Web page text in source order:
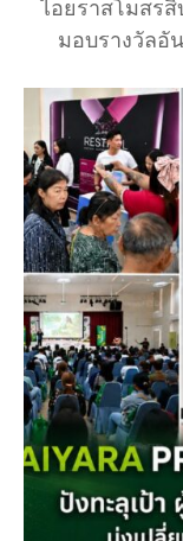
ไอยราสโมสร
มอบรางวัลอั